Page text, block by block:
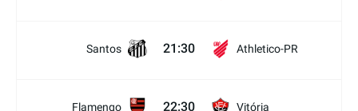
Santos 21:30 Athletico-PR
Flamengo 22:30 Vitória